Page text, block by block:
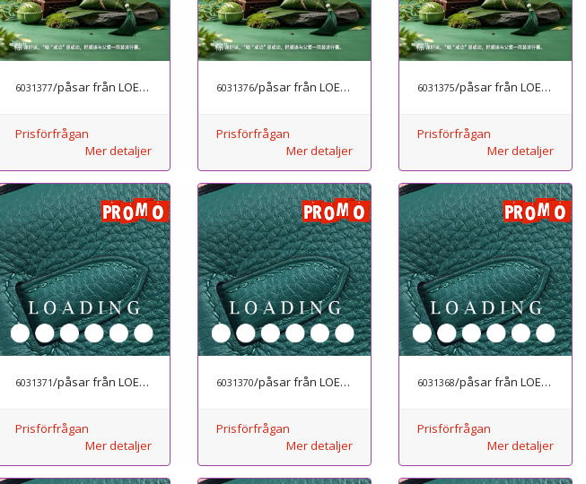
6031377/påsar från LOEWE
Prisförfrågan
Mer detaljer
6031376/påsar från LOEWE
Prisförfrågan
Mer detaljer
6031375/påsar från LOEWE
Prisförfrågan
Mer detaljer
6031371/påsar från LOEWE
Prisförfrågan
Mer detaljer
6031370/påsar från LOEWE
Prisförfrågan
Mer detaljer
6031368/påsar från LOEWE
Prisförfrågan
Mer detaljer